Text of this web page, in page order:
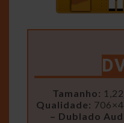
Tamanho:
Qualidade:
– Dublado